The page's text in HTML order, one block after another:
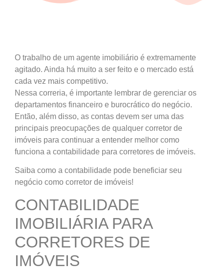
O trabalho de um agente imobiliário é extremamente
agitado. Ainda há muito a ser feito e o mercado está
cada vez mais competitivo.
Nessa correria, é importante lembrar de gerenciar os
departamentos financeiro e burocrático do negócio.
Então, além disso, as contas devem ser uma das
principais preocupações de qualquer corretor de
imóveis para continuar a entender melhor como
funciona a contabilidade para corretores de imóveis.
Saiba como a contabilidade pode beneficiar seu
negócio como corretor de imóveis!
CONTABILIDADE
IMOBILIÁRIA PARA
CORRETORES DE
IMÓVEIS